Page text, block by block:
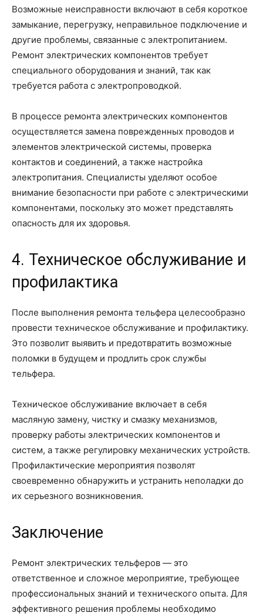
Возможные неисправности включают в себя короткое
замыкание, перегрузку, неправильное подключение и
другие проблемы, связанные с электропитанием.
Ремонт электрических компонентов требует
специального оборудования и знаний, так как
требуется работа с электропроводкой.
В процессе ремонта электрических компонентов
осуществляется замена поврежденных проводов и
элементов электрической системы, проверка
контактов и соединений, а также настройка
электропитания. Специалисты уделяют особое
внимание безопасности при работе с электрическими
компонентами, поскольку это может представлять
опасность для их здоровья.
4. Техническое обслуживание и
профилактика
После выполнения ремонта тельфера целесообразно
провести техническое обслуживание и профилактику.
Это позволит выявить и предотвратить возможные
поломки в будущем и продлить срок службы
тельфера.
Техническое обслуживание включает в себя
масляную замену, чистку и смазку механизмов,
проверку работы электрических компонентов и
систем, а также регулировку механических устройств.
Профилактические мероприятия позволят
своевременно обнаружить и устранить неполадки до
их серьезного возникновения.
Заключение
Ремонт электрических тельферов — это
ответственное и сложное мероприятие, требующее
профессиональных знаний и технического опыта. Для
эффективного решения проблемы необходимо